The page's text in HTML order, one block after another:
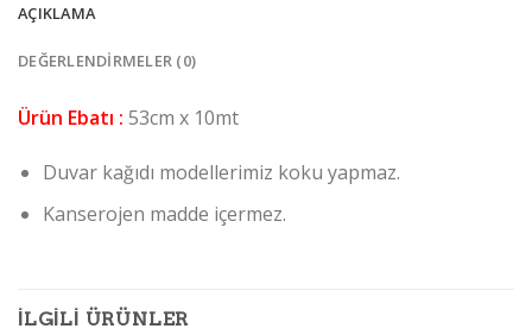
AÇIKLAMA
DEĞERLENDIRMELER (0)
Ürün Ebatı : 53cm x 10mt
Duvar kağıdı modellerimiz koku yapmaz.
Kanserojen madde içermez.
İLGILI ÜRÜNLER